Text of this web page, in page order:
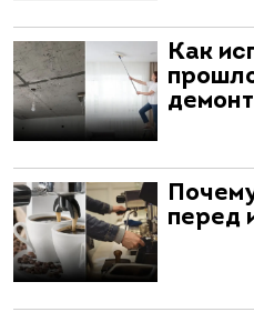
Как
перед